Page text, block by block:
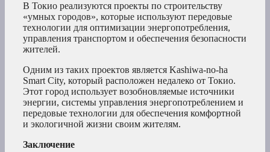
В Токио реализуются проекты по строительству
«умных городов», которые используют передовые
технологии для оптимизации энергопотребления,
управления транспортом и обеспечения безопасности
жителей.
Одним из таких проектов является Kashiwa-no-ha
Smart City, который расположен недалеко от Токио.
Этот город использует возобновляемые источники
энергии, системы управления энергопотреблением и
передовые технологии для обеспечения комфортной
и экологичной жизни своим жителям.
Заключение